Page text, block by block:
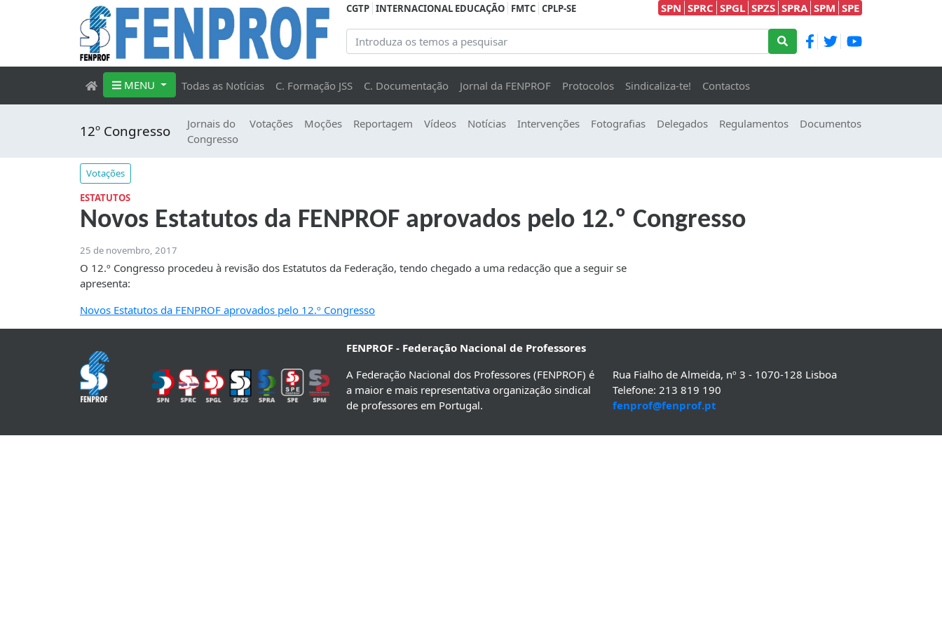
CGTP INTERNACIONAL EDUCAÇÃO FMTC CPLP-SE SPN SPRC SPGL SPZS SPRA SPM SPE
MENU Todas as Notícias C. Formação JSS C. Documentação Jornal da FENPROF Protocolos Sindicaliza-te! Contactos
12º Congresso
Jornais do
Congresso
Votações Moções Reportagem Vídeos Notícias Intervenções Fotografias Delegados Regulamentos Documentos
Votações
ESTATUTOS
Novos Estatutos da FENPROF aprovados pelo 12.º Congresso
25 de novembro, 2017
O 12.º Congresso procedeu à revisão dos Estatutos da Federação, tendo chegado a uma redacção que a seguir se
apresenta:
Novos Estatutos da FENPROF aprovados pelo 12.º Congresso
FENPROF - Federação Nacional de Professores
A Federação Nacional dos Professores (FENPROF) é
a maior e mais representativa organização sindical
de professores em Portugal.
Rua Fialho de Almeida, nº 3 - 1070-128 Lisboa
Telefone: 213 819 190
fenprof@fenprof.pt